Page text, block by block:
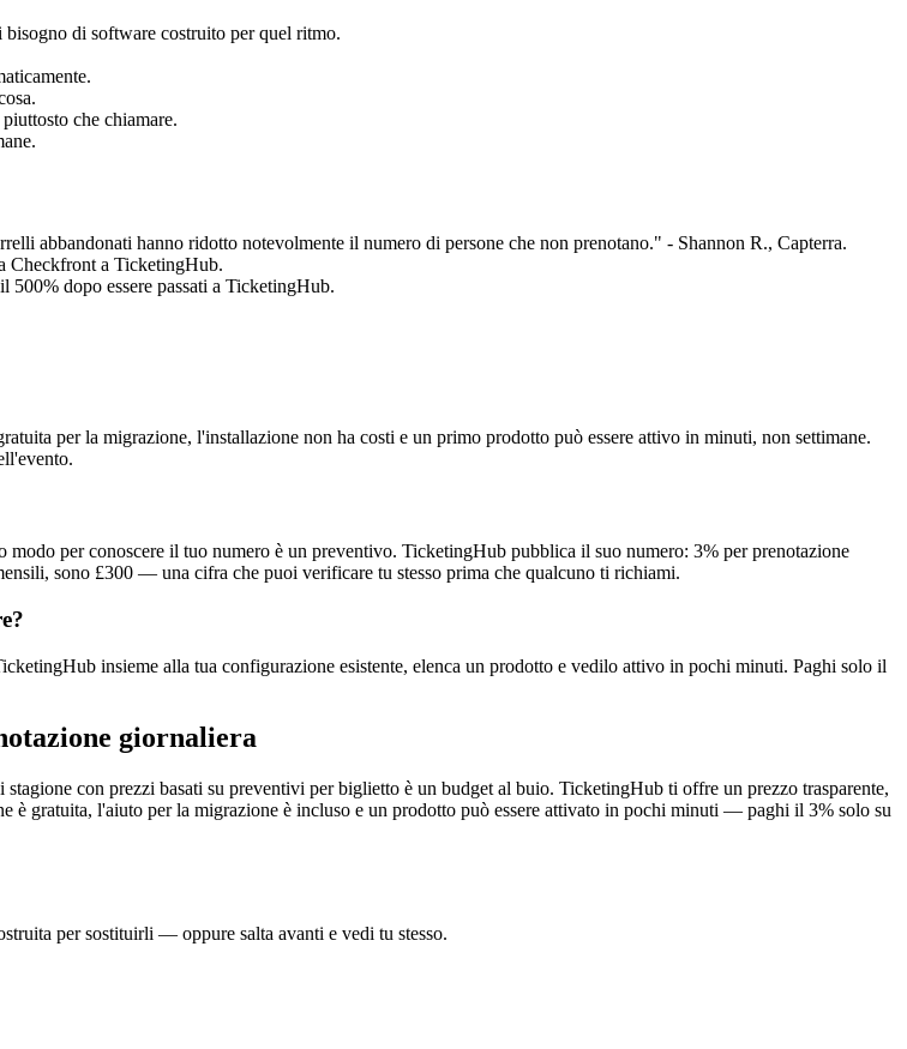
di software costruito per quel ritmo.
che chiamare.
abbandonati hanno ridotto notevolmente il numero di persone che non prenotano." - Shannon R., Capterra.
Checkfront a TicketingHub.
dopo essere passati a TicketingHub.
per la migrazione, l'installazione non ha costi e un primo prodotto può essere attivo in minuti, non settimane.
per conoscere il tuo numero è un preventivo. TicketingHub pubblica il suo numero: 3% per prenotazione
sono £300 — una cifra che puoi verificare tu stesso prima che qualcuno ti richiami.
insieme alla tua configurazione esistente, elenca un prodotto e vedilo attivo in pochi minuti. Paghi solo il
giornaliera
con prezzi basati su preventivi per biglietto è un budget al buio. TicketingHub ti offre un prezzo trasparente,
è gratuita, l'aiuto per la migrazione è incluso e un prodotto può essere attivato in pochi minuti — paghi il 3% solo su
per sostituirli — oppure salta avanti e vedi tu stesso.